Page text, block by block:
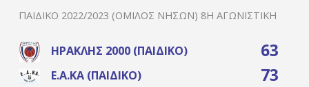
ΠΑΙΔΙΚΌ 2022/2023 (ΌΜΙΛΟΣ ΝΉΣΩΝ) 8Η ΑΓΩΝΙΣΤΙΚΉ
ΗΡΑΚΛΉΣ 2000 (ΠΑΙΔΙΚΌ) 63
Ε.Α.ΚΑ (ΠΑΙΔΙΚΌ) 73